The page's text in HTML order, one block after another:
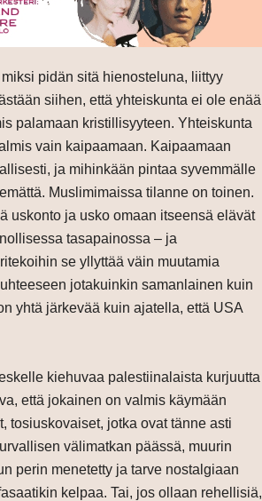
miksi pidän sitä hienosteluna, liittyy
siihen, että yhteiskunta ei ole enää
palamaan kristillisyyteen. Yhteiskunta
vain kaipaamaan. Kaipaamaan
ja mihinkään pintaa syvemmälle
Muslimimaissa tilanne on toinen.
uskonto ja usko omaan itseensä elävät
tasapainossa – ja
se yllyttää väin muutamia
jotakuinkin samanlainen kuin
yhtä järkevää kuin ajatella, että USA
kiehuvaa palestiinalaista kurjuutta
että jokainen on valmis käymään
tosiuskovaiset, jotka ovat tänne asti
välimatkan päässä, muurin
perin menetetty ja tarve nostalgiaan
kelpaa. Tai, jos ollaan rehellisiä,